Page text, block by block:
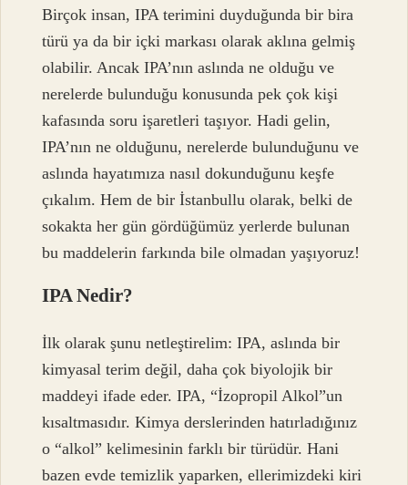
Birçok insan, IPA terimini duyduğunda bir bira
türü ya da bir içki markası olarak aklına gelmiş
olabilir. Ancak IPA’nın aslında ne olduğu ve
nerelerde bulunduğu konusunda pek çok kişi
kafasında soru işaretleri taşıyor. Hadi gelin,
IPA’nın ne olduğunu, nerelerde bulunduğunu ve
aslında hayatımıza nasıl dokunduğunu keşfe
çıkalım. Hem de bir İstanbullu olarak, belki de
sokakta her gün gördüğümüz yerlerde bulunan
bu maddelerin farkında bile olmadan yaşıyoruz!
IPA Nedir?
İlk olarak şunu netleştirelim: IPA, aslında bir
kimyasal terim değil, daha çok biyolojik bir
maddeyi ifade eder. IPA, “İzopropil Alkol”un
kısaltmasıdır. Kimya derslerinden hatırladığınız
o “alkol” kelimesinin farklı bir türüdür. Hani
bazen evde temizlik yaparken, ellerimizdeki kiri